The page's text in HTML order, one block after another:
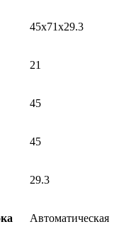
45x71x29.3
21
45
45
29.3
Автоматическая